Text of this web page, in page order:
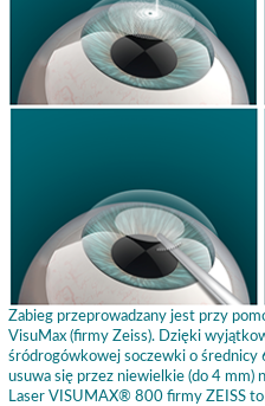
Zabieg przeprowadzany jest przy
VisuMax (firmy Zeiss). Dzięki
śródrogówkowej soczewki o
usuwa się przez niewielkie (do 4 mm)
Laser VISUMAX® 800 firmy ZEISS